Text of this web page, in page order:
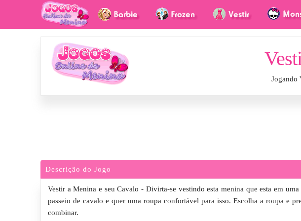
Jogando
Descrição do Jogo
Vestir a Menina e seu Cavalo - Divirta-se vestindo esta menina que esta em
passeio de cavalo e quer uma roupa confortável para isso. Escolha a roupa e
combinar.